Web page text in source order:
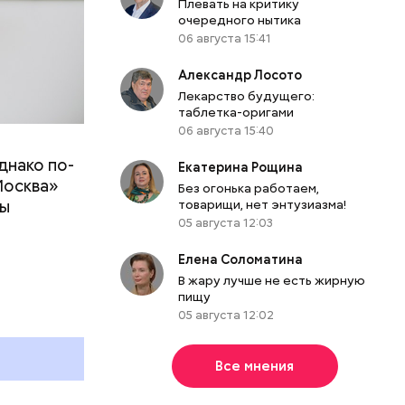
по-
ему не
лучше
Плевать на критику
очередного нытика
06 августа 15:41
Александр Лосото
Лекарство будущего:
таблетка-оригами
06 августа 15:40
Екатерина Рощина
Без огонька работаем,
товарищи, нет энтузиазма!
05 августа 12:03
Елена Соломатина
В жару лучше не есть жирную
пищу
05 августа 12:02
Все мнения